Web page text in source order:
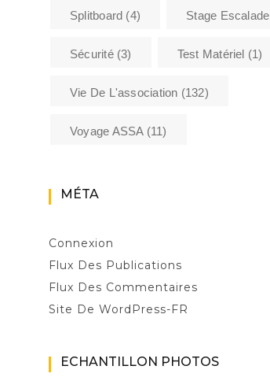
Splitboard (4) Stage Escalade
Sécurité(3) Test Matériel (1)
Vie De L'association (132)
Voyage ASSA(11)
MÉTA
Connexion
Flux Des Publications
Flux Des Commentaires
Site De WordPress-FR
ECHANTILLON PHOTOS